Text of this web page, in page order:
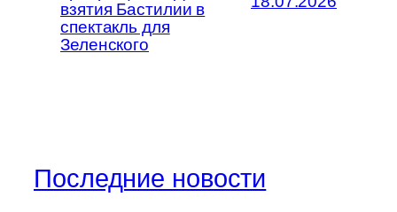
взятия Бастилии в
спектакль для
Зеленского
Последние новости